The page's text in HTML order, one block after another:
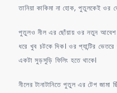
তানিয়া কাকিমা না হোক, পুতুলকেই ওর
পুতুলও নীল এর ছোঁয়ায় ওর নতুন আবেশ
ধরে খুব চটকে দিক। ওর প্যান্টির
একটা সুড়সুড়ি ফিলিং হতে থাকে।
নীলের টানাটানিতে পুতুল এর টেপ